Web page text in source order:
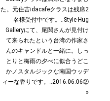
た。元住吉idacafeクラスは残席2
名様受付中です。‥Style-Hug
Galleryにて、尾関さんが見付け
て来られたという台湾の作家さ
んのキャンドルと一緒に。しっ
とりと梅雨の夕べに似合うどこ
かノスタルジックな南国ウッデ
ィーな香りです。‥2016.06.06②
»